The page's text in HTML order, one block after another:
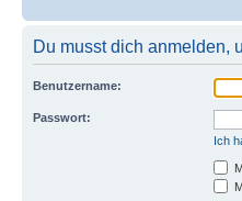
Du musst dich anmelden,
Benutzername:
Passwort:
Ich